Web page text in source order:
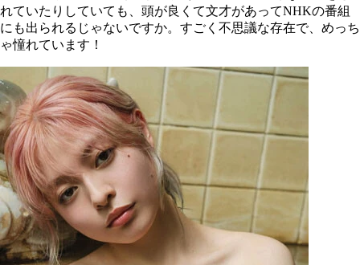
れていたりしていても、頭が良くて文才があってNHKの番組
にも出られるじゃないですか。すごく不思議な存在で、めっち
ゃ憧れています！